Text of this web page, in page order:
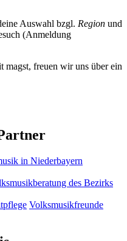
Auswahl bzgl. Region und
(Anmeldung
magst, freuen wir uns über ein
in Niederbayern
des Bezirks
Volksmusikfreunde